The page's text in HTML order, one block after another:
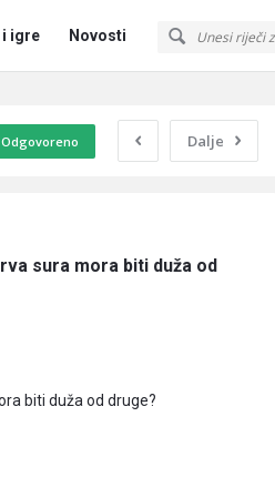
i igre Novosti
Dalje
Odgovoreno
sura mora biti duža od
biti duža od druge?